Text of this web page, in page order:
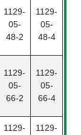
1129-
05-
48-2
1129-
05-
48-4
1129-
05-
66-2
1129-
05-
66-4
1129-
1129-